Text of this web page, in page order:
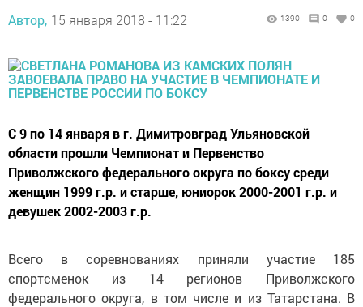
Автор, 15 января 2018 - 11:22 1390 0 0
С 9 по 14 января в г. Димитровград Ульяновской
области прошли Чемпионат и Первенство
Приволжского федерального округа по боксу среди
женщин 1999 г.р. и старше, юниорок 2000-2001 г.р. и
девушек 2002-2003 г.р.
Всего в соревнованиях приняли участие 185
спортсменок из 14 регионов Приволжского
федерального округа, в том числе и из Татарстана. В